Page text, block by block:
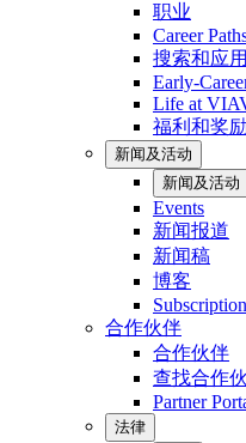
职业
Career
搜索和应用
Early-
Life at
福利和奖励
新闻及活动
新闻及活动
Events
新闻报道
新闻稿
博客
合作伙伴
合作伙伴
查找合作
Partner
法律